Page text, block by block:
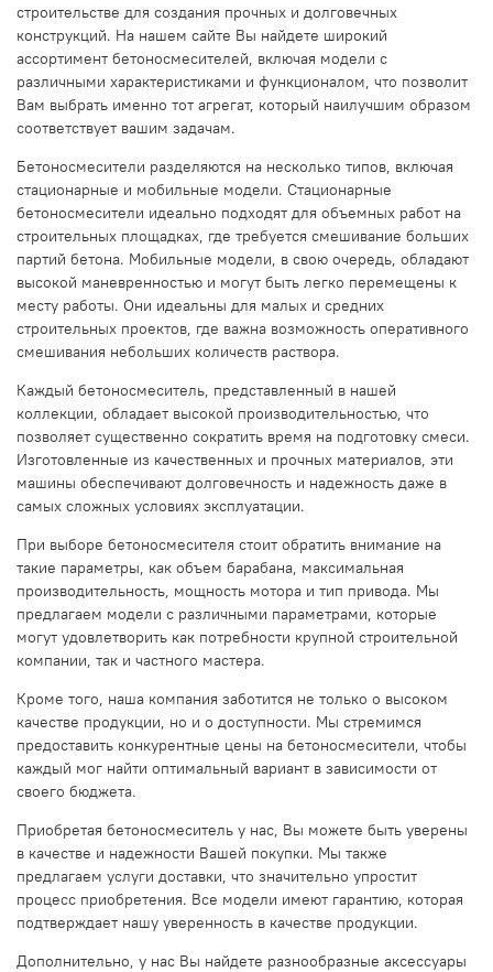
строительстве для создания прочных и долговечных
конструкций. На нашем сайте Вы найдете широкий
ассортимент бетоносмесителей, включая модели с
различными характеристиками и функционалом, что позволит
Вам выбрать именно тот агрегат, который наилучшим образом
соответствует вашим задачам.
Бетоносмесители разделяются на несколько типов, включая
стационарные и мобильные модели. Стационарные
бетоносмесители идеально подходят для объемных работ на
строительных площадках, где требуется смешивание больших
партий бетона. Мобильные модели, в свою очередь, обладают
высокой маневренностью и могут быть легко перемещены к
месту работы. Они идеальны для малых и средних
строительных проектов, где важна возможность оперативного
смешивания небольших количеств раствора.
Каждый бетоносмеситель, представленный в нашей
коллекции, обладает высокой производительностью, что
позволяет существенно сократить время на подготовку смеси.
Изготовленные из качественных и прочных материалов, эти
машины обеспечивают долговечность и надежность даже в
самых сложных условиях эксплуатации.
При выборе бетоносмесителя стоит обратить внимание на
такие параметры, как объем барабана, максимальная
производительность, мощность мотора и тип привода. Мы
предлагаем модели с различными параметрами, которые
могут удовлетворить как потребности крупной строительной
компании, так и частного мастера.
Кроме того, наша компания заботится не только о высоком
качестве продукции, но и о доступности. Мы стремимся
предоставить конкурентные цены на бетоносмесители, чтобы
каждый мог найти оптимальный вариант в зависимости от
своего бюджета.
Приобретая бетоносмеситель у нас, Вы можете быть уверены
в качестве и надежности Вашей покупки. Мы также
предлагаем услуги доставки, что значительно упростит
процесс приобретения. Все модели имеют гарантию, которая
подтверждает нашу уверенность в качестве продукции.
Дополнительно, у нас Вы найдете разнообразные аксессуары